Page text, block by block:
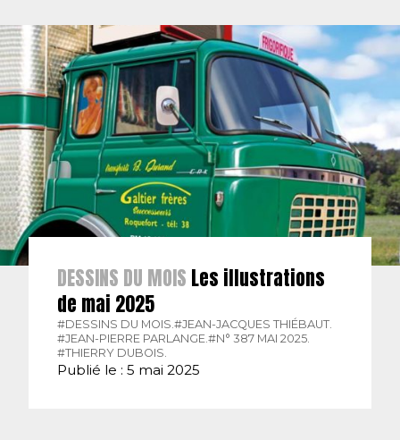
DESSINS DU MOIS Les illustrations
de mai 2025
#DESSINS DU MOIS. #JEAN-JACQUES THIÉBAUT.
#JEAN-PIERRE PARLANGE. #N° 387 MAI 2025.
#THIERRY DUBOIS.
Publié le : 5 mai 2025